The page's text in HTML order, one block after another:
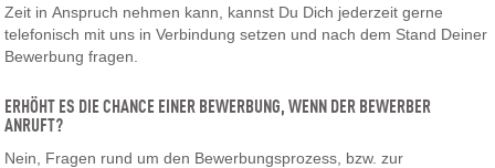
Zeit in Anspruch nehmen kann, kannst Du Dich jederzeit gerne
telefonisch mit uns in Verbindung setzen und nach dem Stand Deiner
Bewerbung fragen.
ERHÖHT ES DIE CHANCE EINER BEWERBUNG, WENN DER BEWERBER
ANRUFT?
Nein, Fragen rund um den Bewerbungsprozess, bzw. zur